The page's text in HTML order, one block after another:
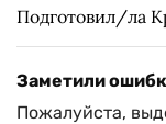
Подготовил/ла
Заметили
Пожалуйста,